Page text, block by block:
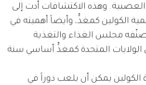
العصبية. وهذه الاكتشافات أدت إلى
الكولين كمغذٍّ، وأيضاً أهميته في
مجلس الغذاء والتغذية
المتحدة كمغذٍّ أساسي سنة
يمكن أن يلعب دوراً في